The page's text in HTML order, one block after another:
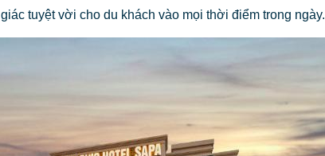
tuyệt vời cho du khách vào mọi thời điểm trong ngày.